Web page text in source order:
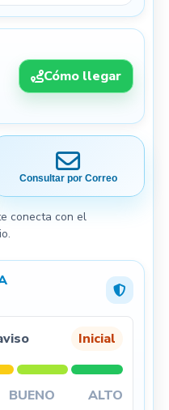
Cómo llegar
Consultar por Correo
conecta con el
Inicial
BUENO
ALTO